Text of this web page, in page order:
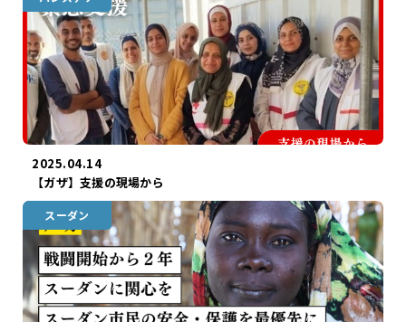
2025.04.14
【ガザ】支援の現場から
スーダン